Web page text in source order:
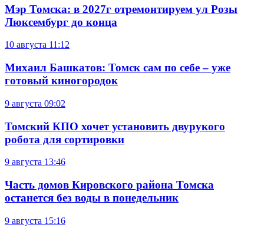
Мэр Томска: в 2027г отремонтируем ул Розы
Люксембург до конца
10 августа 11:12
Михаил Башкатов: Томск сам по себе – уже
готовый киногородок
9 августа 09:02
Томский КПО хочет установить двурукого
робота для сортировки
9 августа 13:46
Часть домов Кировского района Томска
останется без воды в понедельник
9 августа 15:16